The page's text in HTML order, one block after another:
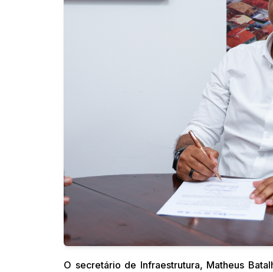
O secretário de Infraestrutura, Matheus